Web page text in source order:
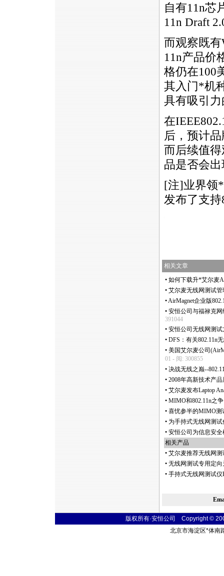
自有11n芯
11n Draft
而观察既
11n产品价
格仍在100
其入门*机
具有吸引
在IEEE
后，预计
而后续值
品是否会
[注]业界领*
发布了支持
相关文章
• 如何下载升*艾尔麦
• 艾尔麦无线网测试
•AirMagnet企业版
• 安恒公司与福禄克
391044
• 安恒公司无线网测
• DFS：有关802.11n
• 美国艾尔麦公司
01 - 阅: 300855
• 决战无线之巅--
• 2008年高新技术产
• 艾尔麦发布Laptop
• MIMO和802.11n之
• 喜忧参半的MIMO测
• 为手持式无线网测
• 安恒公司为信息安
相关产品
• 艾尔麦推荐无线网
• 无线网测试专用定
• 手持式无线网测试
版权所有·安恒公司 Copyright ©
北京市海淀区*体南